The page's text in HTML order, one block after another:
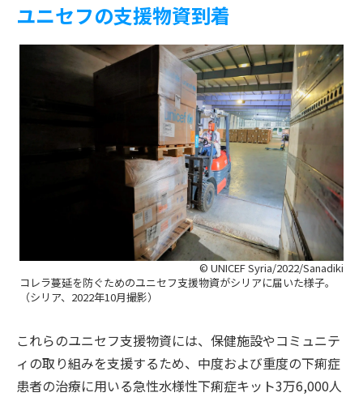
ユニセフの支援物資到着
© UNICEF Syria/2022/Sanadiki
コレラ蔓延を防ぐためのユニセフ支援物資がシリアに届いた様子。
（シリア、2022年10月撮影）
これらのユニセフ支援物資には、保健施設やコミュニテ
ィの取り組みを支援するため、中度および重度の下痢症
患者の治療に用いる急性水様性下痢症キット3万6,000人